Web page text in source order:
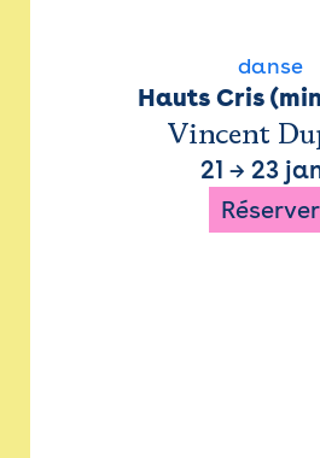
danse
Hauts Cris
Vincent
21 → 23
Réserver